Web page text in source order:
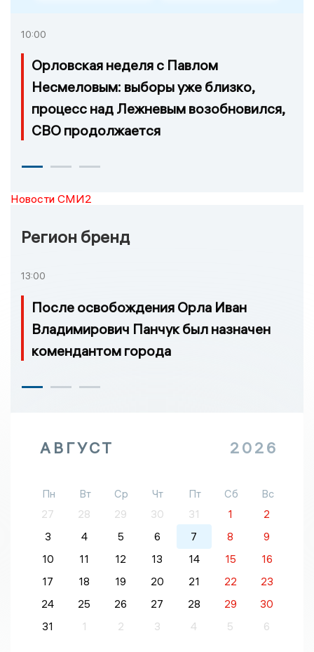
10:00
Орловская неделя с Павлом
Несмеловым: выборы уже близко,
процесс над Лежневым возобновился,
СВО продолжается
Новости СМИ2
Регион бренд
13:00
После освобождения Орла Иван
Владимирович Панчук был назначен
комендантом города
АВГУСТ 2026
Пн Вт Ср Чт Пт Сб
Вс
27
28 29 30 31 1
2
3
4 5 6 7 8
9
10
11 12 13 14 15
16
17
18 19 20 21 22
23
24
25 26 27 28 29
30
31
1 2 3 4 5 6